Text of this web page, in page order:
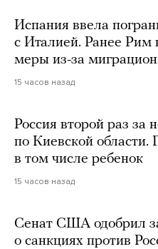
Испания ввела
с Италией. Ранее Рим
меры из-за
15 часов назад
Россия второй раз за
по Киевской области.
в том числе ребенок
15 часов назад
Сенат США одобрил
о санкциях против